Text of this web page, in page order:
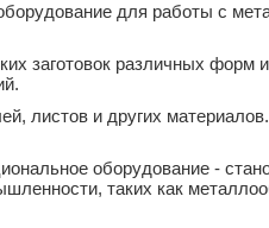
для работы с
заготовок различных форм
листов и других
оборудование -
таких как